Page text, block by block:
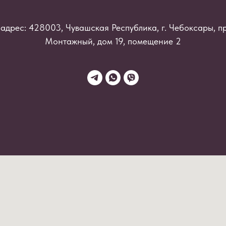
428003, Чувашская Республика, г. Чебоксары,
Монтажный, дом 19, помещение 2